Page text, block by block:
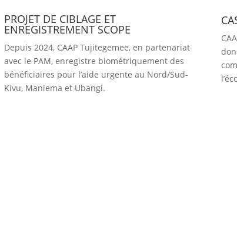
PROJET DE CIBLAGE ET
ENREGISTREMENT SCOPE
Depuis 2024, CAAP Tujitegemee, en partenariat
avec le PAM, enregistre biométriquement des
bénéficiaires pour l’aide urgente au Nord/Sud-
Kivu, Maniema et Ubangi.